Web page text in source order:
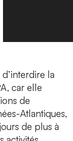
la
car elle
de
Atlantiques,
de plus à